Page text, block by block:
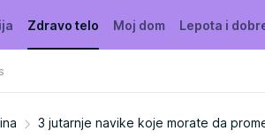
Zdravo telo Moj dom Lepota i
3 jutarnje navike koje morate da